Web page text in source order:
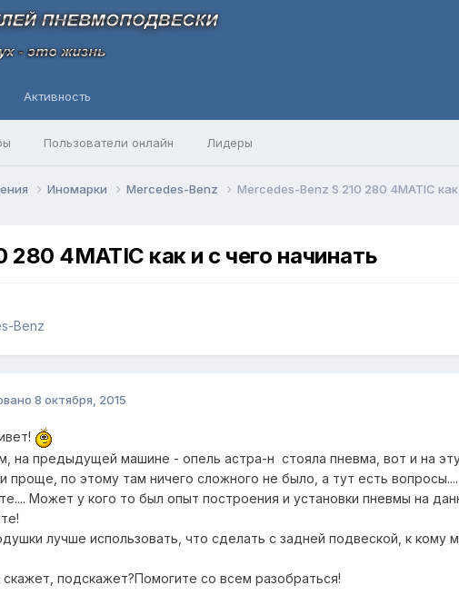
Пользователи онлайн Лидеры
Активность
Иномарки Mercedes-Benz Mercedes-Benz S 210 280 4MATIC
280 4MATIC как и с чего начинать
Benz
8 октября, 2015
на предыдущей машине - опель астра-н стояла пневма, вот и на
проще, по этому там ничего сложного не было, а тут есть
Может у кого то был опыт построения и установки пневмы на
лучше использовать, что сделать с задней подвеской, к кому
скажет, подскажет?Помогите со всем разобраться!